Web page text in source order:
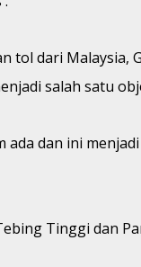
tol dari
salah satu
dan ini
Tinggi dan